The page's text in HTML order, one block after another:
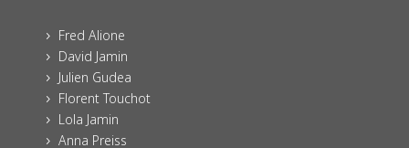
5 Fred Alione
5 David Jamin
5 Julien Gudea
5 Florent Touchot
5 Lola Jamin
5 Anna Preiss